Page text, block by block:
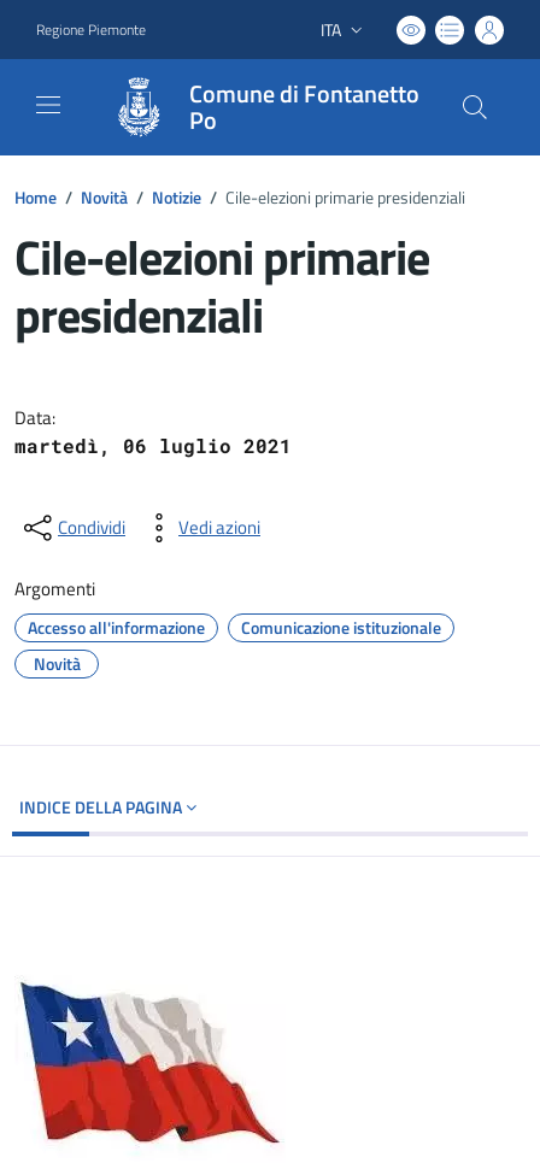
Regione Piemonte Lingua attiva:
ITA
Comune di Fontanetto
Po
Home / Novità / Notizie / Cile-elezioni primarie presidenziali
Cile-elezioni primarie
presidenziali
Data:
martedì, 06 luglio 2021
Condividi Vedi azioni
Argomenti
Accesso all'informazione
Comunicazione istituzionale
Novità
INDICE DELLA PAGINA